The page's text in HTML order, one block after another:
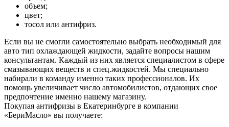
объем;
цвет;
тосол или антифриз.
Если вы не смогли самостоятельно выбрать необходимый для
авто тип охлаждающей жидкости, задайте вопросы нашим
консультантам. Каждый из них является специалистом в сфере
смазывающих веществ и спец.жидкостей. Мы специально
набирали в команду именно таких профессионалов. Их
помощь увеличивает число автомобилистов, отдающих свое
предпочтение именно нашему магазину.
Покупая антифризы в Екатеринбурге в компании
«БериМасло» вы получаете: